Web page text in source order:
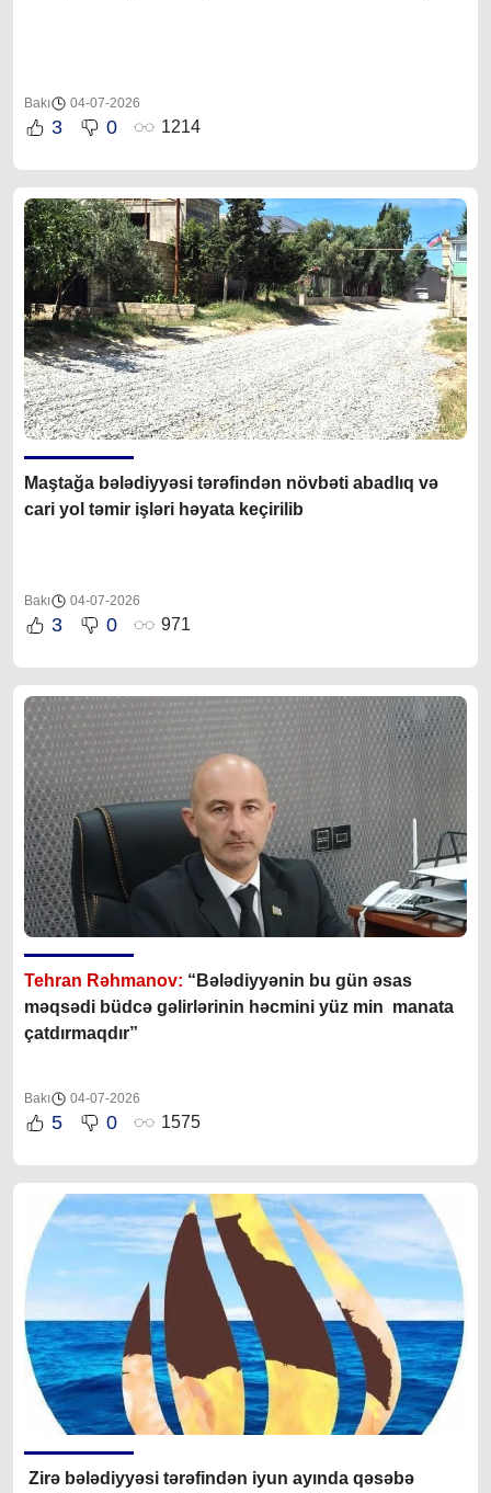
Bakı 04-07-2026
3 0 1214
Maştağa bələdiyyəsi tərəfindən növbəti abadlıq və
cari yol təmir işləri həyata keçirilib
Bakı 04-07-2026
3 0 971
Tehran Rəhmanov: “Bələdiyyənin bu gün əsas
məqsədi büdcə gəlirlərinin həcmini yüz min manata
çatdırmaqdır”
Bakı 04-07-2026
5 0 1575
Zirə bələdiyyəsi tərəfindən iyun ayında qəsəbə